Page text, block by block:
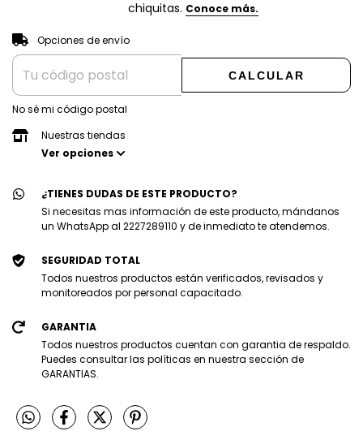
Entregas para el CP:
Opciones de envío
CALCULAR
No sé mi código postal
Nuestras tiendas
Ver opciones
¿TIENES DUDAS DE ESTE PRODUCTO?
Si necesitas mas información de este producto, mándanos
un WhatsApp al 2227289110 y de inmediato te atendemos.
SEGURIDAD TOTAL
Todos nuestros productos están verificados, revisados y
monitoreados por personal capacitado.
GARANTIA
Todos nuestros productos cuentan con garantia de respaldo.
Puedes consultar las políticas en nuestra sección de
GARANTIAS.